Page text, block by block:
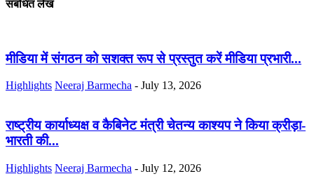
संबंधित लेख
मीडिया में संगठन को सशक्त रूप से प्रस्तुत करें मीडिया प्रभारी...
Highlights Neeraj Barmecha - July 13, 2026
राष्ट्रीय कार्याध्यक्ष व कैबिनेट मंत्री चेतन्य काश्यप ने किया क्रीड़ा-
भारती की...
Highlights Neeraj Barmecha - July 12, 2026